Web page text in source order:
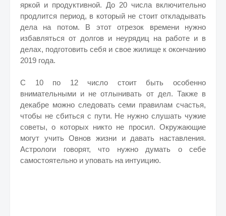
яркой и продуктивной. До 20 числа включительно
продлится период, в который не стоит откладывать
дела на потом. В этот отрезок времени нужно
избавляться от долгов и неурядиц на работе и в
делах, подготовить себя и свое жилище к окончанию
2019 года.
С 10 по 12 число стоит быть особенно
внимательными и не отлынивать от дел. Также в
декабре можно следовать семи правилам счастья,
чтобы не сбиться с пути. Не нужно слушать чужие
советы, о которых никто не просил. Окружающие
могут учить Овнов жизни и давать наставления.
Астрологи говорят, что нужно думать о себе
самостоятельно и уповать на интуицию.